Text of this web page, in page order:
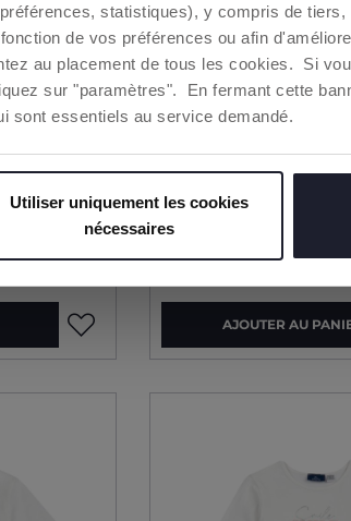
statistiques), y compris de
de vos préférences ou afin
au placement de tous les cookies. Si
sur "paramètres". En fermant cette
sont essentiels au service demandé.
Utiliser uniquement les cookies
nécessaires
Chemise manches
29,99 €
AJOUTER AU
déclarez avoir lu et accepté les termes
confidentialité
*dès 50€ d'achat